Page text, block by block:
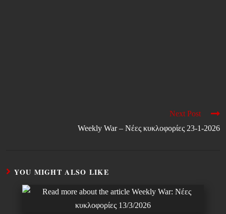
Next Post
Weekly War – Νέες κυκλοφορίες 23-1-2026
YOU MIGHT ALSO LIKE